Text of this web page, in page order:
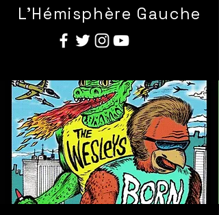
L'Hémisphère Gauche